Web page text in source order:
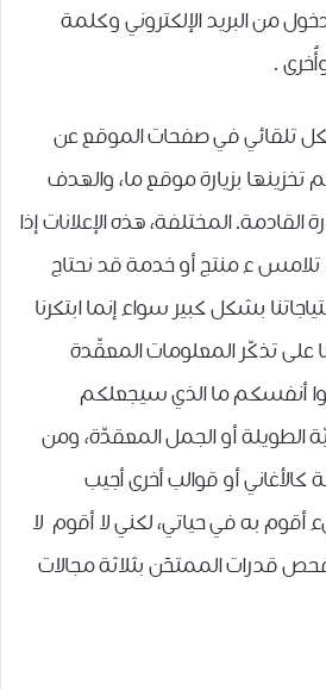
من البريد الإلكتروني وكلمة
.
تلقائي في صفحات الموقع عن
تخزينها بزيارة موقع ما، والهدف
القادمة. المختلفة، هذه الإعلانات إذا
تلامس ء منتج أو خدمة قد نحتاج
بشكل كبير سواء إنما ابتكرنا
على تذكّر المعلومات المعقّدة
أنفسكم ما الذي سيجعلكم
الطويلة أو الجمل المعقدّة، ومن
أو قوالب أخرى أجيب
به في حياتي، لكني لا أقوم لا
قدرات الممتحَن بثلاثة مجالات